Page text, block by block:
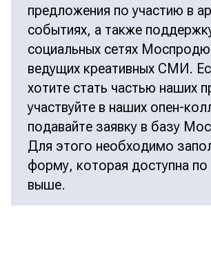
предложения по участию в
событиях, а также
социальных сетях
ведущих креативных СМИ.
хотите стать частью наших
участвуйте в наших опен-
подавайте заявку в базу
Для этого необходимо
форму, которая доступна по
выше.